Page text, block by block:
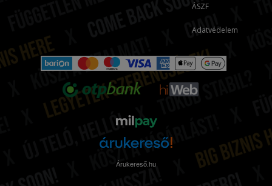
ÁSZF
Adatvédelem
Árukereső.hu